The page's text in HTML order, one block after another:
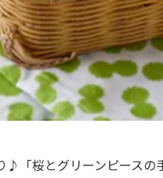
♪「桜とグリーンピース